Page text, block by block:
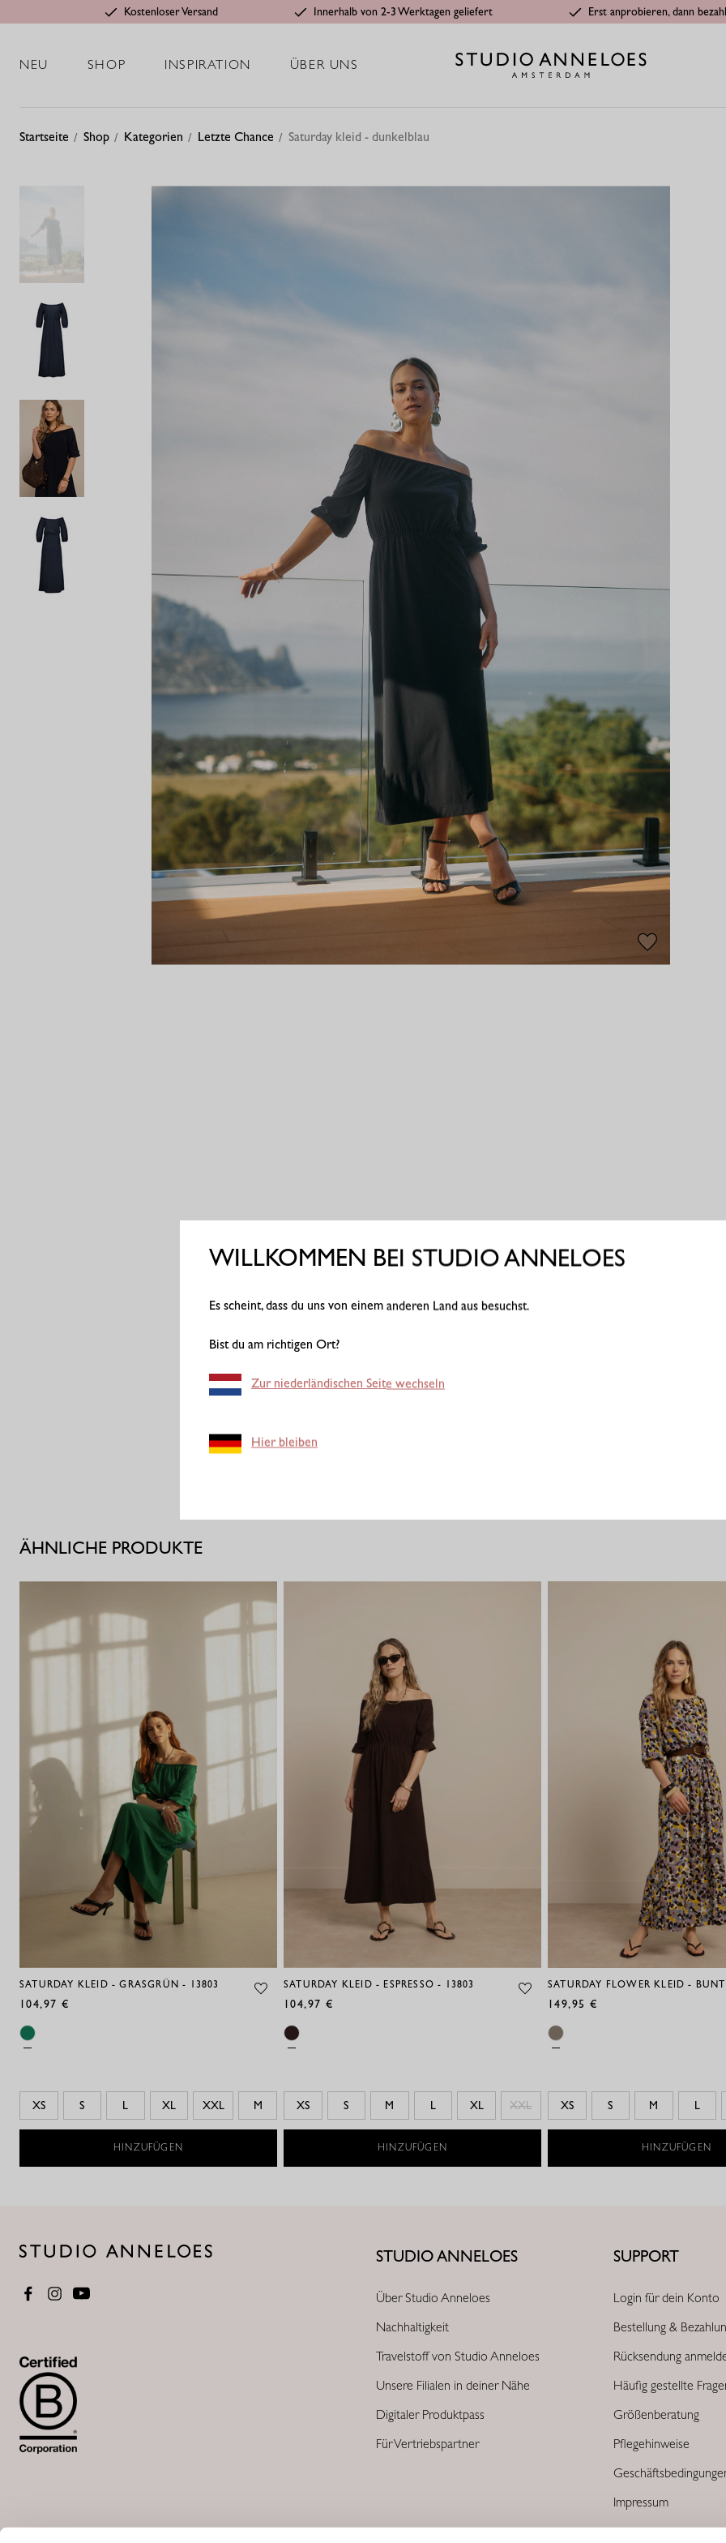
Kostenloser Versand Innerhalb von 2-3 Werktagen geliefert Erst anprobieren, dann
NEU SHOP INSPIRATION ÜBER UNS
Startseite Shop Kategorien Letzte Chance Saturday kleid - dunkelblau
ÄHNLICHE PRODUKTE
SATURDAY KLEID - GRASGRÜN - 13803
104,97 €
XS S L XL XXL M
HINZUFÜGEN
SATURDAY KLEID - ESPRESSO - 13803
104,97 €
XS S M L XL XXL
HINZUFÜGEN
SATURDAY FLOWER KLEID -
149,95 €
XS S M L
HINZUFÜGEN
STUDIO ANNELOES
Über Studio Anneloes
Nachhaltigkeit
Travelstoff von Studio Anneloes
Unsere Filialen in deiner Nähe
Digitaler Produktpass
Für Vertriebspartner
SUPPORT
Login für dein Konto
Bestellung &
Rücksendung
Häufig gestellte
Größenberatung
Pflegehinweise
Impressum
WILLKOMMEN BEI STUDIO ANNELOES
Es scheint, dass du uns von einem anderen Land aus besuchst.
Bist du am richtigen Ort?
Zur niederländischen Seite wechseln
Hier bleiben